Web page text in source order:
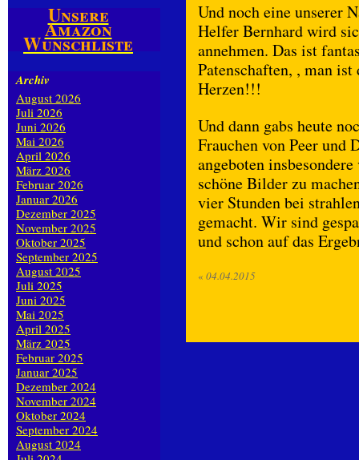
Und noch eine unserer
Helfer Bernhard wird
annehmen. Das ist
Patenschaften, , man
Herzen!!!
Und dann gabs heute
Frauchen von Peer und
angeboten
schöne Bilder zu
vier Stunden bei
gemacht. Wir sind
und schon auf das
« 04.04.2015
Unsere
Amazon
Wunschliste
Archiv
August 2026
Juli 2026
Juni 2026
Mai 2026
April 2026
März 2026
Februar 2026
Januar 2026
Dezember 2025
November 2025
Oktober 2025
September 2025
August 2025
Juli 2025
Juni 2025
Mai 2025
April 2025
März 2025
Februar 2025
Januar 2025
Dezember 2024
November 2024
Oktober 2024
September 2024
August 2024